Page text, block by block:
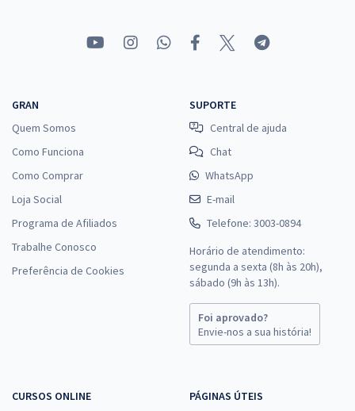
Todos os Cargos de Nível Superior (Pós-edital)
Economize R$ 39,98 (-20%)
Comprar
Curso Gratuito - CEF - Caixa Econômica Federal - Técnico Bancário
Novo
R$ 200,00
0,00
GRAN
Quem Somos
Como Funciona
Como Comprar
Loja Social
Programa de Afiliados
Trabalhe Conosco
Preferência de Cookies
SUPORTE
Central de ajuda
Chat
WhatsApp
E-mail
Telefone: 3003-0894
Horário de atendimento:
segunda a sexta (8h às 20h),
sábado (9h às 13h).
Foi aprovado?
Envie-nos a sua história!
CURSOS ONLINE
PÁGINAS ÚTEIS